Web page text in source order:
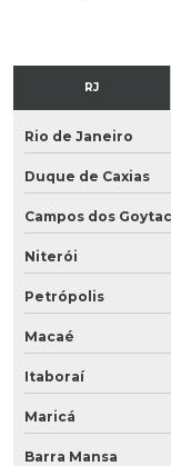
RJ
Rio de Janeiro
Duque de Caxias
Campos dos
Niterói
Petrópolis
Macaé
Itaboraí
Maricá
Barra Mansa